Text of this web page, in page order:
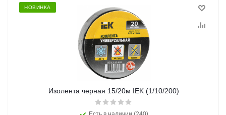
НОВИНКА
Изолента черная 15/20м IEK (1/10/200)